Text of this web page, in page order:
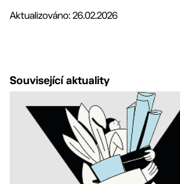
Aktualizováno: 26.02.2026
Související aktuality